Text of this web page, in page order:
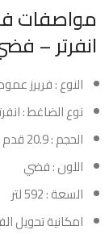
انفرتر –
النوع : فريرز
نوع الضاغط :
الحجم : 20.9 قدم
اللون : فضي
السعة : 592 لتر
امكانية تحويل